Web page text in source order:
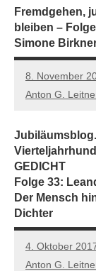
Fremdgehen,
bleiben –
Simone
8. November
Anton G.
GEDICHT
Folge 33:
Der Mensch
Dichter
4. Oktober
Anton G.